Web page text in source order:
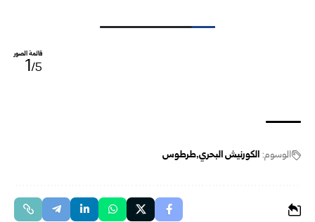
قائمة الصور
1/5
الوسوم: الكورنيش البحري طرطوس